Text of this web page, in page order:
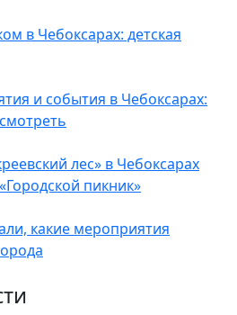
в Чебоксарах: детская
и события в Чебоксарах:
лес» в Чебоксарах
пикник»
какие мероприятия